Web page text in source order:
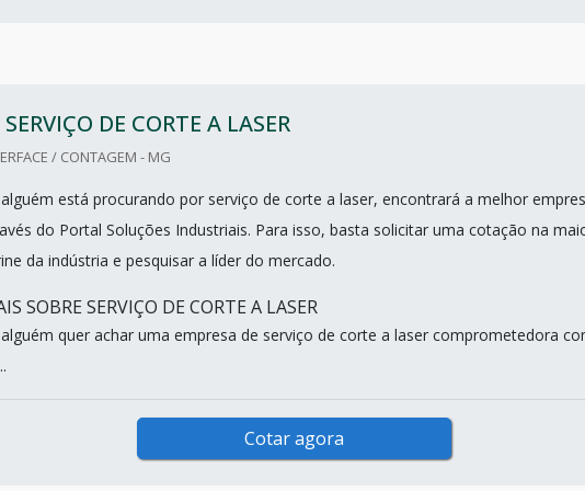
SERVIÇO DE CORTE A LASER
/ CONTAGEM - MG
está procurando por serviço de corte a laser, encontrará a melhor
do Portal Soluções Industriais. Para isso, basta solicitar uma cotação na
da indústria e pesquisar a líder do mercado.
SOBRE SERVIÇO DE CORTE A LASER
quer achar uma empresa de serviço de corte a laser comprometedora
Cotar agora